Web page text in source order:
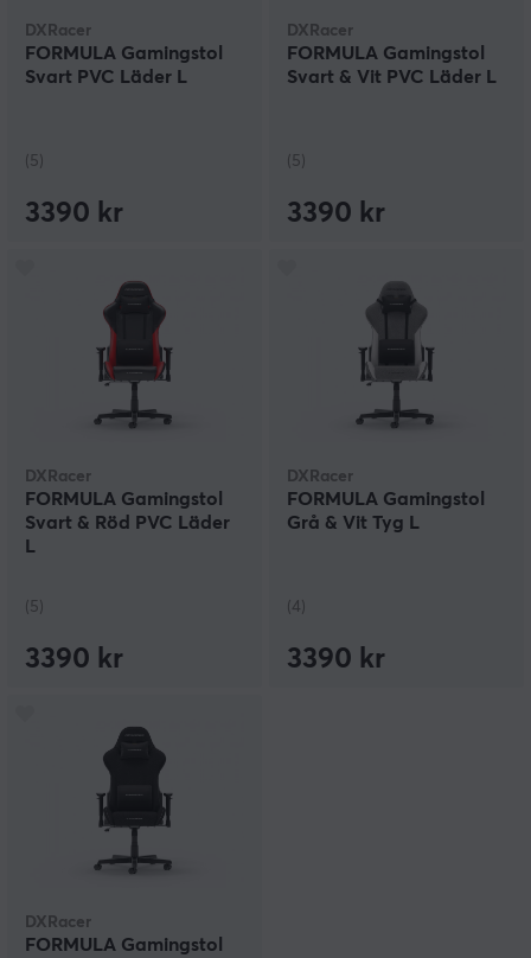
DXRacer
FORMULA Gamingstol
Svart PVC Läder L
(5)
3390 kr
DXRacer
FORMULA Gamingstol
Svart & Vit PVC Läder L
(5)
3390 kr
DXRacer
FORMULA Gamingstol
Svart & Röd PVC Läder
L
(5)
3390 kr
DXRacer
FORMULA Gamingstol
Grå & Vit Tyg L
(4)
3390 kr
DXRacer
FORMULA Gamingstol